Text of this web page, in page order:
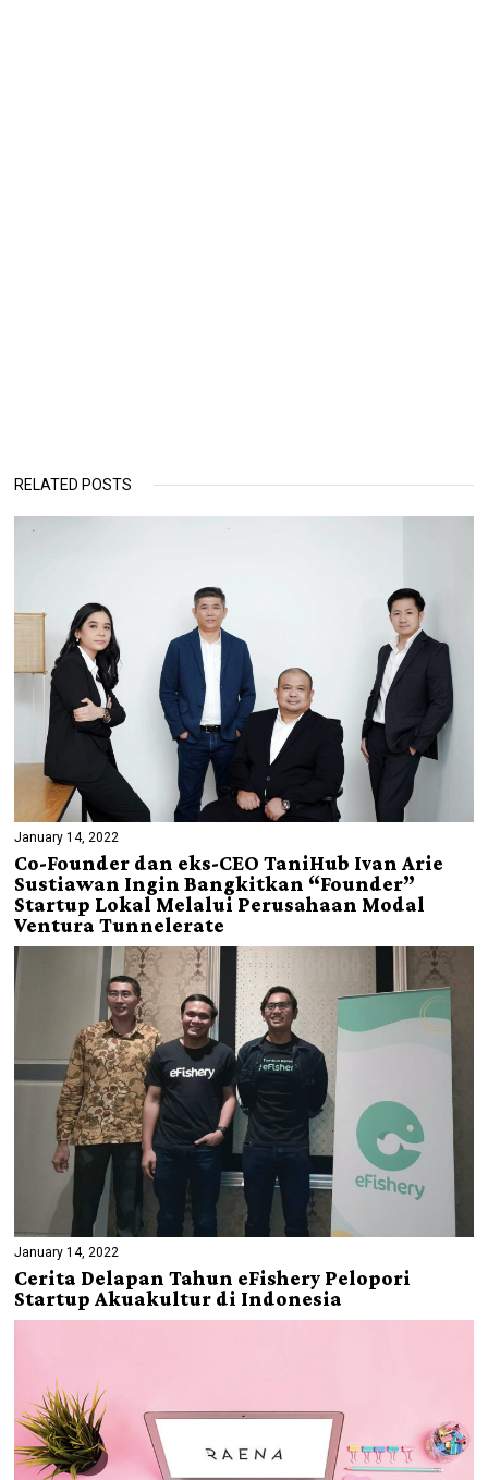
RELATED POSTS
January 14, 2022
Co-Founder dan eks-CEO TaniHub Ivan Arie
Sustiawan Ingin Bangkitkan “Founder”
Startup Lokal Melalui Perusahaan Modal
Ventura Tunnelerate
January 14, 2022
Cerita Delapan Tahun eFishery Pelopori
Startup Akuakultur di Indonesia